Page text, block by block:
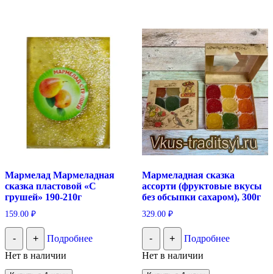
Мармелад Мармеладная
сказка пластовой «С
грушей» 190-210г
159.00 ₽
- +
Подробнее
Нет в наличии
Мармеладная сказка
ассорти (фруктовые вкусы
без обсыпки сахаром), 300г
329.00 ₽
- +
Подробнее
Нет в наличии